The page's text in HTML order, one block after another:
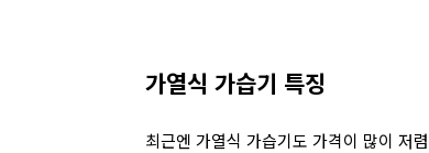
가열식 가습기 특징
최근엔 가열식 가습기도 가격이 많이 저